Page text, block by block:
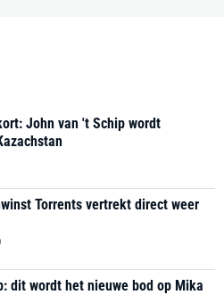
John van 't Schip wordt
Torrents vertrekt direct weer
dit wordt het nieuwe bod op Mika